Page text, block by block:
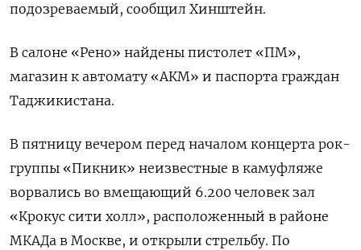
подозреваемый, сообщил Хинштейн.
В салоне «Рено» найдены пистолет «ПМ»,
магазин к автомату «АКМ» и паспорта граждан
Таджикистана.
В пятницу вечером перед началом концерта рок-
группы «Пикник» неизвестные в камуфляже
ворвались во вмещающий 6.200 человек зал
«Крокус сити холл», расположенный в районе
МКАДа в Москве, и открыли стрельбу. По